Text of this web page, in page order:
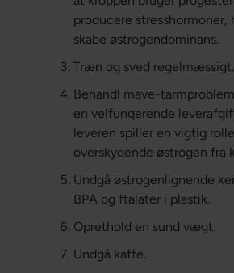
producere stresshormoner,
skabe østrogendominans.
Træn og sved regelmæssigt.
Behandl mave-
en velfungerende
leveren spiller en vigtig
overskydende østrogen fra
Undgå østrogenlignende
BPA og ftalater i plastik.
Oprethold en sund vægt.
Undgå kaffe.